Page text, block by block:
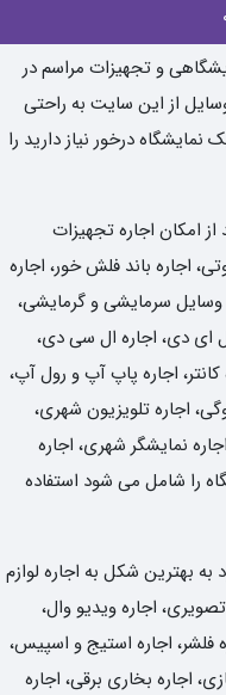
و تجهیزات مراسم در
از این سایت به راحتی
درخور نیاز دارید را
امکان اجاره تجهیزات
اجاره باند فلش خور، اجاره
وسایل سرمایشی و گرمایشی،
ای دی، اجاره ال سی دی،
کانتر، اجاره پاپ آپ و رول آپ،
اجاره تلویزیون شهری،
نمایشگر شهری، اجاره
را شامل می شود استفاده
بهترین شکل به اجاره لوازم
تصویری، اجاره ویدیو وال،
فلشر، اجاره استیج و اسپیس،
اجاره بخاری برقی، اجاره